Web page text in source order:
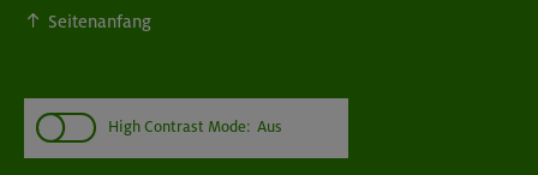
Seitenanfang
High Contrast Mode: Aus